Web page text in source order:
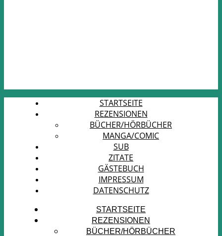
STARTSEITE
REZENSIONEN
BÜCHER/HÖRBÜCHER
MANGA/COMIC
SUB
ZITATE
GÄSTEBUCH
IMPRESSUM
DATENSCHUTZ
STARTSEITE
REZENSIONEN
BÜCHER/HÖRBÜCHER